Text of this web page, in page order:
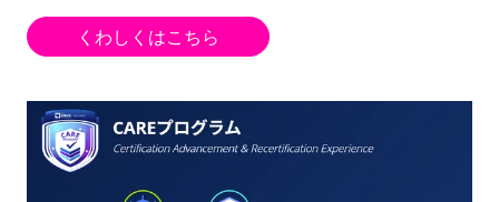
くわしくはこちら